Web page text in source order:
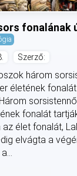
fonalának
Szerző:
három
életének
fonalát
élet fonalát,
elvágta a